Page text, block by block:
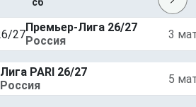
сб
Премьер-Лига 26/27
Россия
3
Лига PARI 26/27
Россия
5